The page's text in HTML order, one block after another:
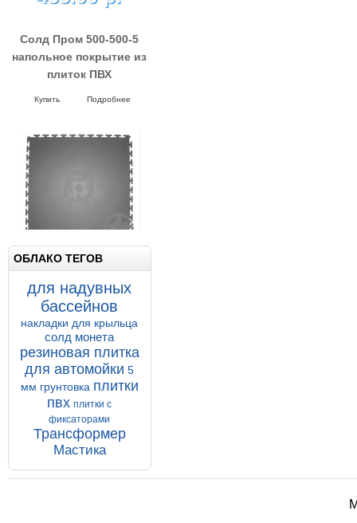
435.00 р.
Солд Пром 500-500-5
напольное покрытие из
плиток ПВХ
Напольные покрытия SOLD PROM
Подробнее
ОБЛАКО ТЕГОВ
для надувных
бассейнов
накладки для крыльца
солд монета
резиновая плитка
для автомойки 5
мм грунтовка плитки
пвх плитки с
фиксаторами
Трансформер
Мастика